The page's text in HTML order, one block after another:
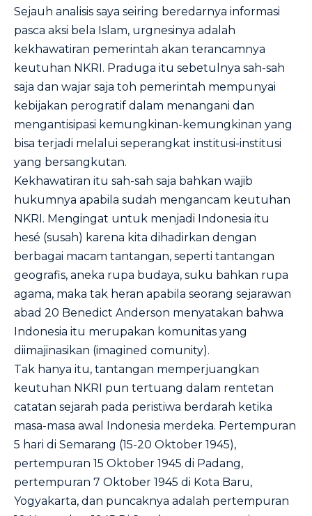
Sejauh analisis saya seiring beredarnya informasi
pasca aksi bela Islam, urgnesinya adalah
kekhawatiran pemerintah akan terancamnya
keutuhan NKRI. Praduga itu sebetulnya sah-sah
saja dan wajar saja toh pemerintah mempunyai
kebijakan perogratif dalam menangani dan
mengantisipasi kemungkinan-kemungkinan yang
bisa terjadi melalui seperangkat institusi-institusi
yang bersangkutan.
Kekhawatiran itu sah-sah saja bahkan wajib
hukumnya apabila sudah mengancam keutuhan
NKRI. Mengingat untuk menjadi Indonesia itu
hesé (susah) karena kita dihadirkan dengan
berbagai macam tantangan, seperti tantangan
geografis, aneka rupa budaya, suku bahkan rupa
agama, maka tak heran apabila seorang sejarawan
abad 20 Benedict Anderson menyatakan bahwa
Indonesia itu merupakan komunitas yang
diimajinasikan (imagined comunity).
Tak hanya itu, tantangan memperjuangkan
keutuhan NKRI pun tertuang dalam rentetan
catatan sejarah pada peristiwa berdarah ketika
masa-masa awal Indonesia merdeka. Pertempuran
5 hari di Semarang (15-20 Oktober 1945),
pertempuran 15 Oktober 1945 di Padang,
pertempuran 7 Oktober 1945 di Kota Baru,
Yogyakarta, dan puncaknya adalah pertempuran